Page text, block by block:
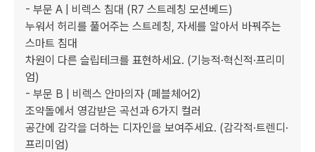
- 부문 A | 비렉스 침대 (R7 스트레칭 모션베드)
누워서 허리를 풀어주는 스트레칭, 자세를 알아서 바꿔주는
스마트 침대
차원이 다른 슬립테크를 표현하세요. (기능적·혁신적·프리미
엄)
- 부문 B | 비렉스 안마의자 (페블체어2)
조약돌에서 영감받은 곡선과 6가지 컬러
공간에 감각을 더하는 디자인을 보여주세요. (감각적·트렌디·
프리미엄)